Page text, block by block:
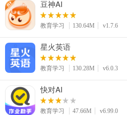
豆神AI
教育学习 130.64M v1.7.6
星火英语
教育学习 130.28M v6.0.3
快对AI
教育学习 47.66M v6.99.0